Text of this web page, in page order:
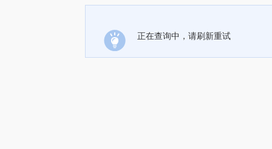
正在查询中，请刷新重试